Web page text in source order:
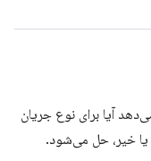
آیا برای نوع جریان
خیر، حل می‌شود.